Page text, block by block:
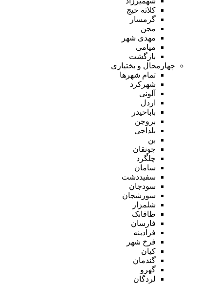
کلاته خیج
گرمسار
مجن
مهدی شهر
میامی
بازگشت
چهارمحال و بختیاری
تمام شهر‌ها
شهرکرد
آلونی
اردل
باباحیدر
بروجن
بلداجی
بن
جونقان
چلگرد
سامان
سفیددشت
سودجان
سورشجان
شلمزار
طاقانک
فارسان
فرادبنه
فرخ شهر
کیان
گندمان
گهرو
لردگان